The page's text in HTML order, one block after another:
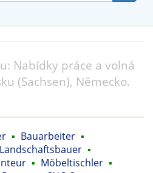
Nabídky práce a volná
(Sachsen), Německo.
▪ Bauarbeiter ▪
Landschaftsbauer ▪
▪ Möbeltischler ▪